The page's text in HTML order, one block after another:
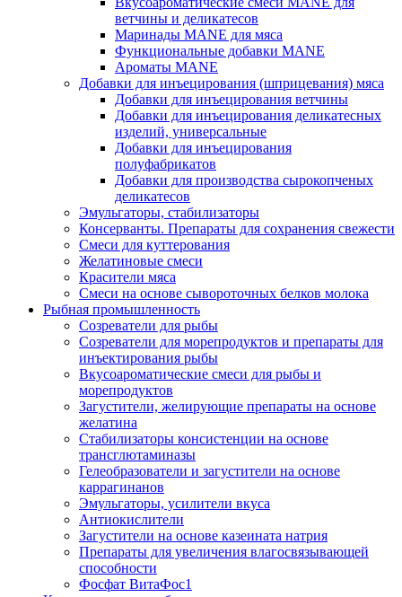
ветчины и деликатесов
Маринады MANE для мяса
Функциональные добавки MANE
Ароматы MANE
Добавки для инъецирования (шприцевания) мяса
Добавки для инъецирования ветчины
Добавки для инъецирования деликатесных
изделий, универсальные
Добавки для инъецирования
полуфабрикатов
Добавки для производства сырокопченых
деликатесов
Эмульгаторы, стабилизаторы
Консерванты. Препараты для сохранения свежести
Смеси для куттерования
Желатиновые смеси
Красители мяса
Смеси на основе сывороточных белков молока
Рыбная промышленность
Созреватели для рыбы
Созреватели для морепродуктов и препараты для
инъектирования рыбы
Вкусоароматические смеси для рыбы и
морепродуктов
Загустители, желирующие препараты на основе
желатина
Стабилизаторы консистенции на основе
трансглютаминазы
Гелеобразователи и загустители на основе
каррагинанов
Эмульгаторы, усилители вкуса
Антиокислители
Загустители на основе казеината натрия
Препараты для увеличения влагосвязывающей
способности
Фосфат ВитаФос1